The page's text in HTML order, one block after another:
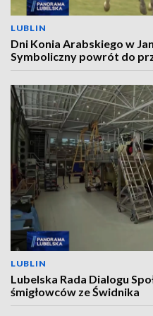
LUBLIN
Dni Konia Arabskiego w
Symboliczny powrót do
LUBLIN
Lubelska Rada Dialogu
śmigłowców ze Świdnika